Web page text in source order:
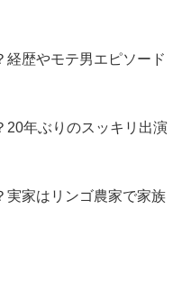
経歴やモテ男エピソード
20年ぶりのスッキリ出演
実家はリンゴ農家で家族